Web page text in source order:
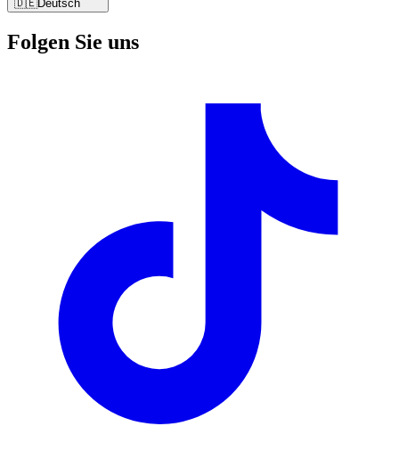
🇩🇪Deutsch
Folgen Sie uns